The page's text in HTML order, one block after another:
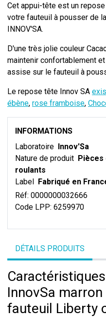
Cet appui-tête est un
votre fauteuil à pousser de
INNOV'SA.
D'une très jolie couleur
maintenir confortablement
assise sur le fauteuil à
Le repose tête Innov SA
ébène, rose framboise,
INFORMATIONS
Laboratoire Innov'Sa
Nature de produit Pièces
roulants
Label Fabriqué en
Réf: 0000000032666
Code LPP: 6259970
DÉTAILS PRODUITS
InnovSa
fauteuil Liberty